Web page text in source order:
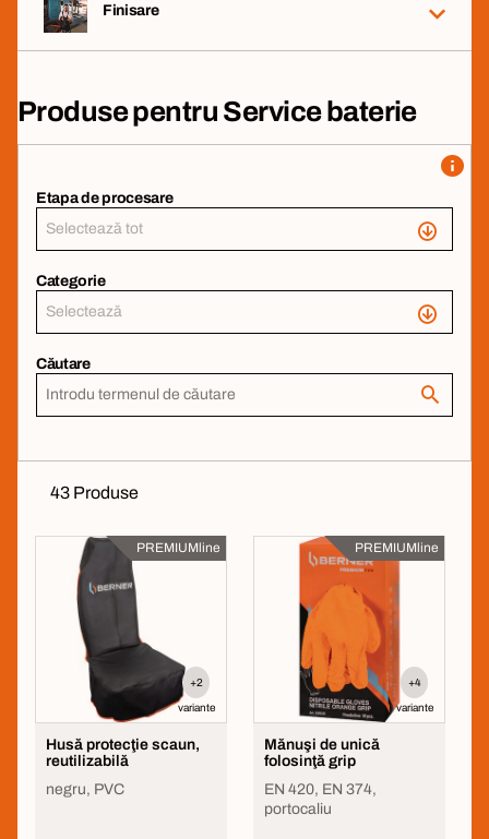
Finisare
Produse pentru Service baterie
Etapa de procesare
Selectează tot
Categorie
Selectează
Căutare
43 Produse
PREMIUMline
+2
variante
Husă protecţie scaun,
reutilizabilă
negru, PVC
PREMIUMline
+4
variante
Mănuşi de unică
folosinţă grip
EN 420, EN 374,
portocaliu